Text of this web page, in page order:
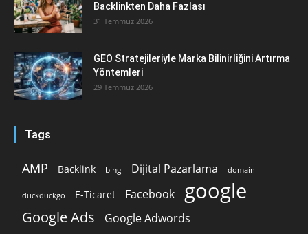
Backlinkten Daha Fazlası
31 Temmuz 2026
GEO Stratejileriyle Marka Bilinirliğini Artırma
Yöntemleri
29 Temmuz 2026
Tags
AMP Backlink bing Dijital Pazarlama domain
duckduckgo E-Ticaret Facebook google
Google Ads Google Adwords